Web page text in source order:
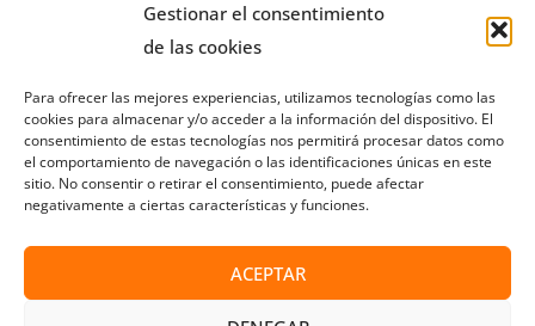
Gestionar el consentimiento
de las cookies
Para ofrecer las mejores experiencias, utilizamos tecnologías como las
cookies para almacenar y/o acceder a la información del dispositivo. El
consentimiento de estas tecnologías nos permitirá procesar datos como
el comportamiento de navegación o las identificaciones únicas en este
sitio. No consentir o retirar el consentimiento, puede afectar
negativamente a ciertas características y funciones.
ACEPTAR
Política de privacidad
Política de cookies
Términos y condiciones